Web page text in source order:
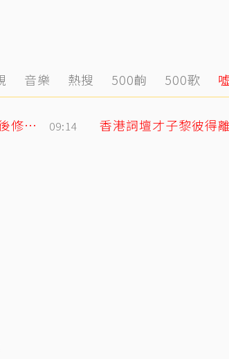
音樂 熱搜 500齣 500歌
「明明牽著手，身體卻是僵硬的」 欣西亞揭老公外遇後修復真相 09:14 香港詞壇才子黎彼得